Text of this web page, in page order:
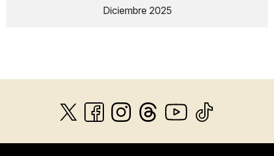
Diciembre 2025